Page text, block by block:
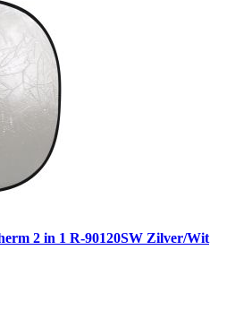
2 in 1 R-90120SW Zilver/Wit